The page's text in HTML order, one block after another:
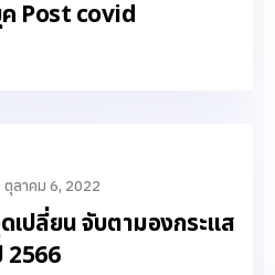
Post covid
ตุลาคม 6, 2022
เปลี่ยน จับตามองกระแส
2566